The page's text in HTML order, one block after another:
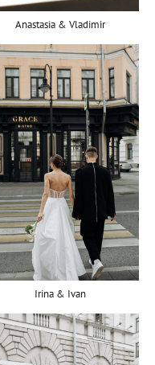
Anastasia & Vladimir
Irina & Ivan